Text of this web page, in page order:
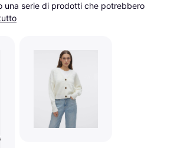
una serie di prodotti che potrebbero